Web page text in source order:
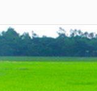
ĐỜI LINH MỤC. Cả Nổ